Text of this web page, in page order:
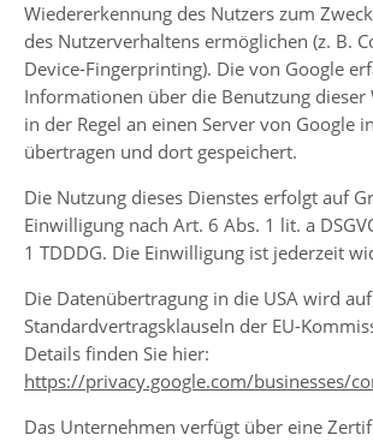
Wiedererkennung des Nutzers zum
des Nutzerverhaltens ermöglichen (z. B.
Device-Fingerprinting). Die von Google
Informationen über die Benutzung dieser
in der Regel an einen Server von Google
übertragen und dort gespeichert.
Die Nutzung dieses Dienstes erfolgt auf
Einwilligung nach Art. 6 Abs. 1 lit. a
1 TDDDG. Die Einwilligung ist jederzeit
Die Datenübertragung in die USA wird
Standardvertragsklauseln der EU-
Details finden Sie hier:
https://privacy.google.com/businesses/
Das Unternehmen verfügt über eine